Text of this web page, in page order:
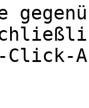
Click-